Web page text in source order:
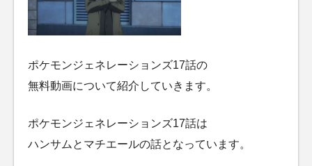
ポケモンジェネレーションズ17話の
無料動画について紹介していきます。
ポケモンジェネレーションズ17話は
ハンサムとマチエールの話となっています。